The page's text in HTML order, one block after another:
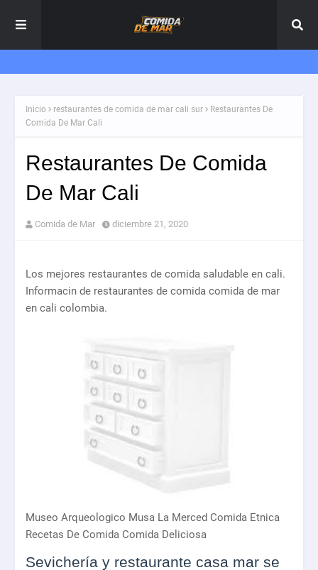
Inicio restaurantes de comida de mar cali sur
Restaurantes De
Comida De Mar Cali
Restaurantes De Comida
De Mar Cali
Comida de Mar diciembre 21, 2020
Los mejores restaurantes de comida saludable en cali.
Informacin de restaurantes de comida comida de mar
en cali colombia.
Museo Arqueologico Musa La Merced Comida Etnica
Recetas De Comida Comida Deliciosa
Sevichería y restaurante casa mar se